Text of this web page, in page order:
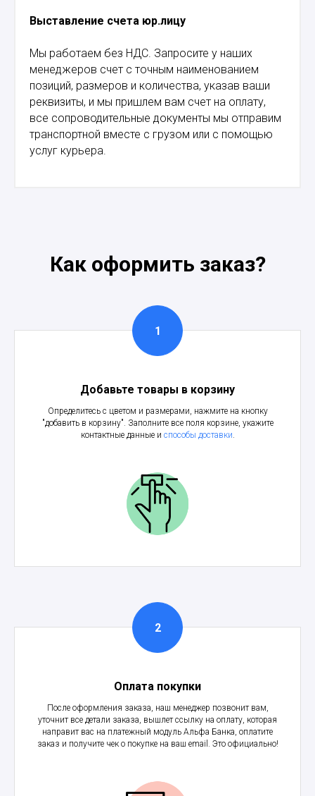
Выставление счета юр.лицу
Мы работаем без НДС. Запросите у наших
менеджеров счет с точным наименованием
позиций, размеров и количества, указав ваши
реквизиты, и мы пришлем вам счет на оплату,
все сопроводительные документы мы отправим
транспортной вместе с грузом или с помощью
услуг курьера.
Как оформить заказ?
Добавьте товары в корзину
Определитесь с цветом и размерами, нажмите на кнопку
"добавить в корзину". Заполните все поля корзине, укажите
контактные данные и способы доставки.
Оплата покупки
После оформления заказа, наш менеджер позвонит вам,
уточнит все детали заказа, вышлет ссылку на оплату, которая
направит вас на платежный модуль Альфа Банка, оплатите
заказ и получите чек о покупке на ваш email. Это официально!